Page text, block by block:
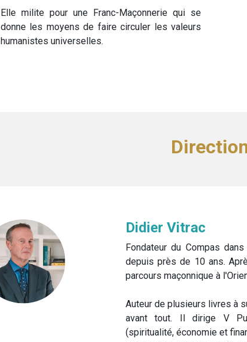
Elle milite pour une Franc-Maçonnerie qui se
donne les moyens de faire circuler les valeurs
humanistes universelles.
Didier Vitrac
Fondateur du Compas
depuis près de 10 ans.
parcours maçonnique à
Auteur de plusieurs livres à
avant tout. Il dirige V
(spiritualité, économie et